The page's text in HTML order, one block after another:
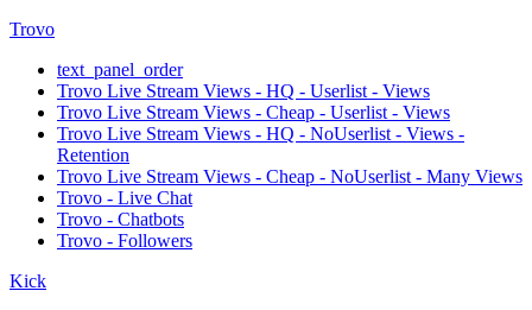
Trovo
text_panel_order
Trovo Live Stream Views - HQ - Userlist - Views
Trovo Live Stream Views - Cheap - Userlist - Views
Trovo Live Stream Views - HQ - NoUserlist - Views -
Retention
Trovo Live Stream Views - Cheap - NoUserlist - Many Views
Trovo - Live Chat
Trovo - Chatbots
Trovo - Followers
Kick